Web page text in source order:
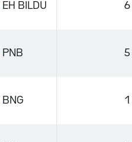
EH BILDU 6
PNB 5
BNG 1